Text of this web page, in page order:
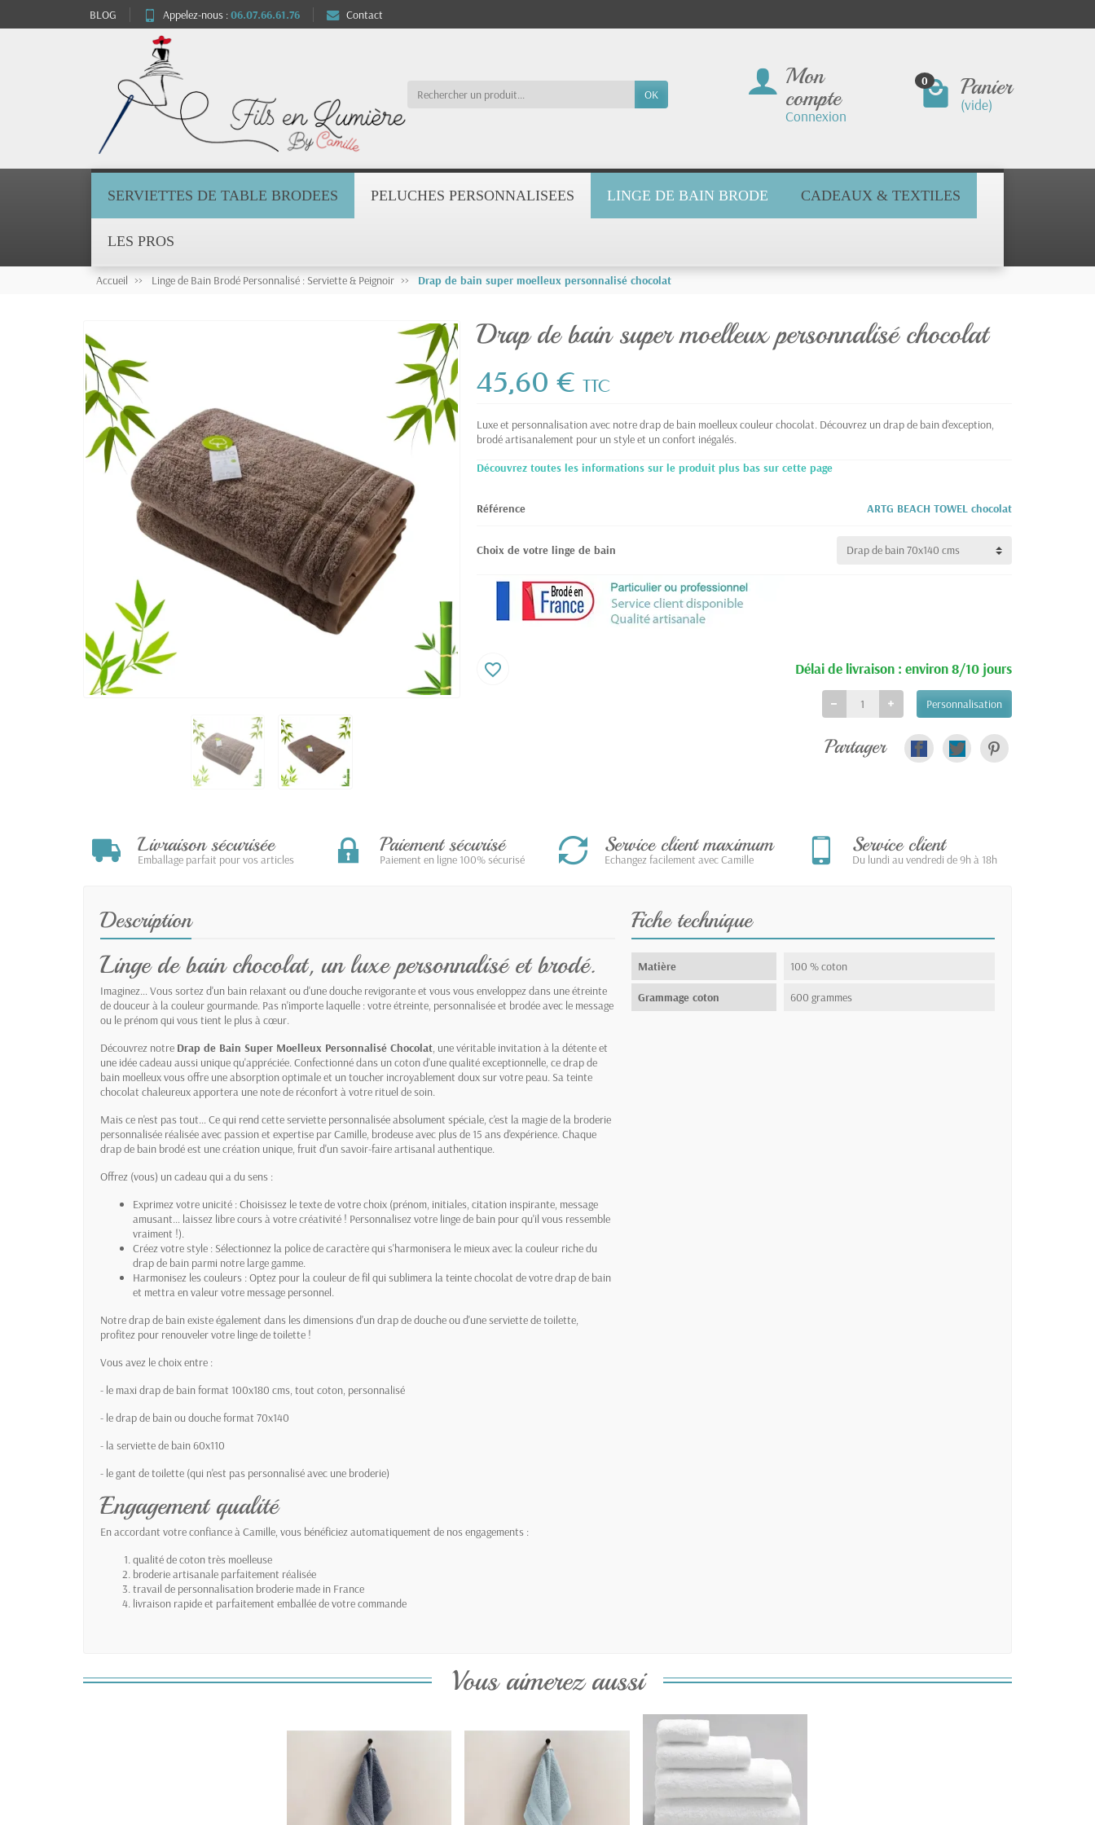
BLOG Appelez-nous :06.07.66.61.76 Contact
OK
Mon
compte
Connexion
0 Panier
(vide)
SERVIETTES DE TABLE BRODEES PELUCHES PERSONNALISEES LINGE DE BAIN BRODE CADEAUX & TEXTILES
LES PROS
Accueil Linge de Bain Brodé Personnalisé : Serviette & Peignoir Drap de bain super moelleux personnalisé chocolat
Drap de bain super moelleux personnalisé chocolat
45,60 €TTC
Luxe et personnalisation avec notre drap de bain moelleux couleur chocolat. Découvrez un drap de bain d'exception,
brodé artisanalement pour un style et un confort inégalés.
Découvrez toutes les informations sur le produit plus bas sur cette page
Référence ARTG BEACH TOWEL chocolat
Choix de votre linge de bain
Délai de livraison : environ 8/10 jours
Personnalisation
favorite_border
Partager
Livraison sécurisée
Emballage parfait pour vos articles
Paiement sécurisé
Paiement en ligne 100% sécurisé
Service client maximum
Echangez facilement avec Camille
Service client
Du lundi au vendredi de 9h à 18h
Description
Linge de bain chocolat, un luxe personnalisé et brodé.
Imaginez… Vous sortez d'un bain relaxant ou d'une douche revigorante et vous vous enveloppez dans une étreinte
de douceur à la couleur gourmande. Pas n'importe laquelle : votre étreinte, personnalisée et brodée avec le message
ou le prénom qui vous tient le plus à cœur.
Découvrez notre Drap de Bain Super Moelleux Personnalisé Chocolat , une véritable invitation à la détente et
une idée cadeau aussi unique qu'appréciée. Confectionné dans un coton d'une qualité exceptionnelle, ce drap de
bain moelleux vous offre une absorption optimale et un toucher incroyablement doux sur votre peau. Sa teinte
chocolat chaleureux apportera une note de réconfort à votre rituel de soin.
Mais ce n'est pas tout… Ce qui rend cette serviette personnalisée absolument spéciale, c'est la magie de la broderie
personnalisée réalisée avec passion et expertise par Camille, brodeuse avec plus de 15 ans d'expérience. Chaque
drap de bain brodé est une création unique, fruit d'un savoir-faire artisanal authentique.
Offrez (vous) un cadeau qui a du sens :
Exprimez votre unicité : Choisissez le texte de votre choix (prénom, initiales, citation inspirante, message
amusant… laissez libre cours à votre créativité ! Personnalisez votre linge de bain pour qu'il vous ressemble
vraiment !).
Créez votre style : Sélectionnez la police de caractère qui s'harmonisera le mieux avec la couleur riche du
drap de bain parmi notre large gamme.
Harmonisez les couleurs : Optez pour la couleur de fil qui sublimera la teinte chocolat de votre drap de bain
et mettra en valeur votre message personnel.
Notre drap de bain existe également dans les dimensions d'un drap de douche ou d'une serviette de toilette,
profitez pour renouveler votre linge de toilette !
Vous avez le choix entre :
- le maxi drap de bain format 100x180 cms, tout coton, personnalisé
- le drap de bain ou douche format 70x140
- la serviette de bain 60x110
- le gant de toilette (qui n'est pas personnalisé avec une broderie)
Engagement qualité
En accordant votre confiance à Camille, vous bénéficiez automatiquement de nos engagements :
qualité de coton très moelleuse
broderie artisanale parfaitement réalisée
travail de personnalisation broderie made in France
livraison rapide et parfaitement emballée de votre commande
Fiche technique
Matière 100 % coton
Grammage coton 600 grammes
Vous aimerez aussi